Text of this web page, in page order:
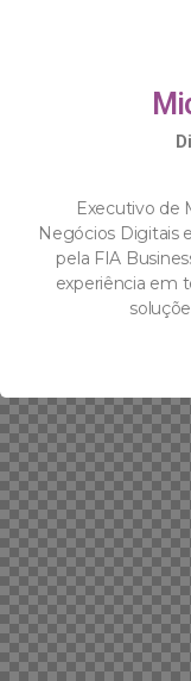
Executivo de
Negócios Digitais
pela FIA
experiência em